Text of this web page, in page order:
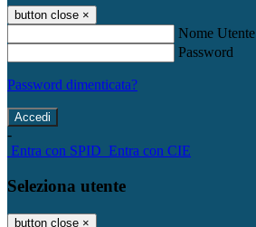
button close ×
Nome Utente
Password
Password dimenticata?
-
Entra con SPID Entra con CIE
Seleziona utente
button close ×